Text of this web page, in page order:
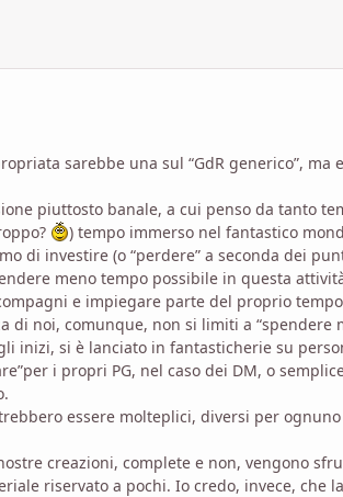
sarebbe una sul “GdR generico”, ma
piuttosto banale, a cui penso da tanto
) tempo immerso nel fantastico
di investire (o “perdere” a seconda dei
meno tempo possibile in questa
e impiegare parte del proprio
di noi, comunque, non si limiti a “spendere
inizi, si è lanciato in fantasticherie su
i propri PG, nel caso dei DM, o
essere molteplici, diversi per
creazioni, complete e non, vengono
riservato a pochi. Io credo, invece, che